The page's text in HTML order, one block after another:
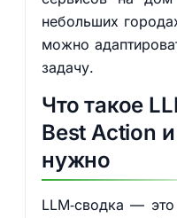
небольших
можно
задачу.
Что такое
Best Action
нужно
LLM‑сводка —